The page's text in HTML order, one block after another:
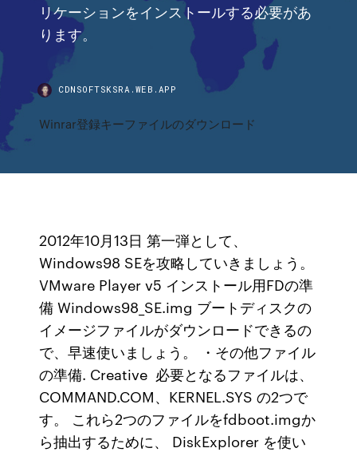
リケーションをインストールする必要があ
ります。
CDNSOFTSKSRA.WEB.APP
Winrar登録キーファイルのダウンロード
2012年10月13日 第一弾として、
Windows98 SEを攻略していきましょう。
VMware Player v5 インストール用FDの準
備 Windows98_SE.img ブートディスクの
イメージファイルがダウンロードできるの
で、早速使いましょう。 ・その他ファイル
の準備. Creative 必要となるファイルは、
COMMAND.COM、KERNEL.SYS の2つで
す。 これら2つのファイルをfdboot.imgか
ら抽出するために、 DiskExplorer を使い